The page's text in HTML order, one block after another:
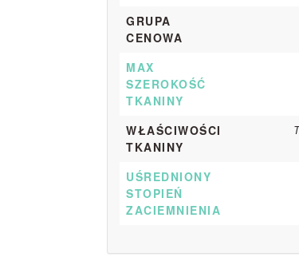
GRUPA
CENOWA
MAX
SZEROKOŚĆ
TKANINY
WŁAŚCIWOŚCI
TKANINY
UŚREDNIONY
STOPIEŃ
ZACIEMNIENIA